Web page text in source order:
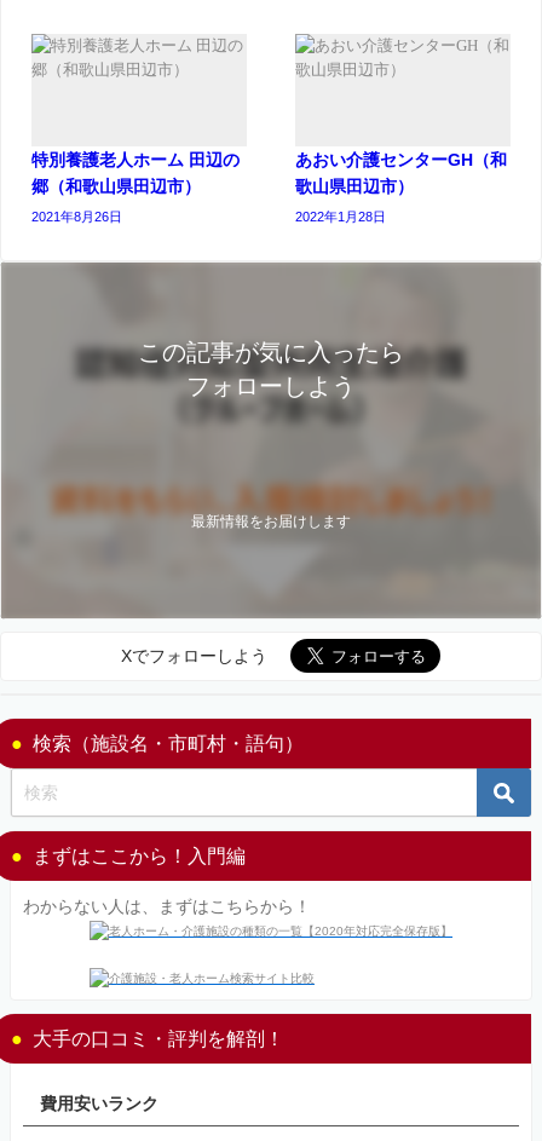
特別養護老人ホーム 田辺の
郷（和歌山県田辺市）
2021年8月26日
あおい介護センターGH（和
歌山県田辺市）
2022年1月28日
この記事が気に入ったら
フォローしよう
最新情報をお届けします
Xでフォローしよう
検索（施設名・市町村・語句）
まずはここから！入門編
わからない人は、まずはこちらから！
大手の口コミ・評判を解剖！
費用安いランク